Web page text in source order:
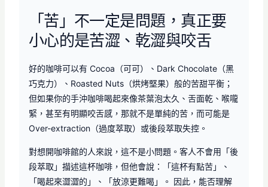
「苦」不一定是問題，真正要
小心的是苦澀、乾澀與咬舌
好的咖啡可以有 Cocoa（可可）、Dark Chocolate（黑
巧克力）、Roasted Nuts（烘烤堅果）般的苦甜平衡；
但如果你的手沖咖啡喝起來像茶葉泡太久、舌面乾、喉嚨
緊，甚至有明顯咬舌感，那就不是單純的苦，而可能是
Over-extraction（過度萃取）或後段萃取失控。
對想開咖啡館的人來說，這不是小問題。客人不會用「後
段萃取」描述這杯咖啡，但他會說：「這杯有點苦」、
「喝起來澀澀的」、「放涼更難喝」。 因此，能否理解